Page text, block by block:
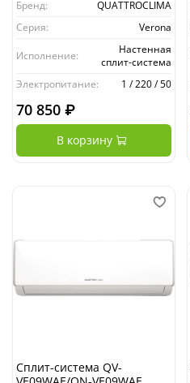
Бренд:
QUATTROCLIMA
Серия:
Verona
Исполнение:
Настенная
сплит-система
Электропитание:
1 / 220 / 50
70 850 ₽
В корзину
Сплит-система QV-